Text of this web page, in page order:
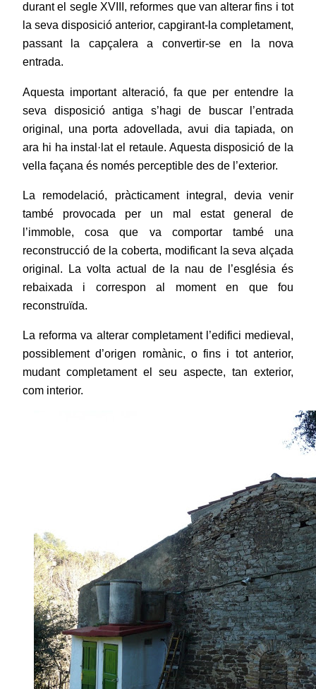
durant el segle XVIII, reformes que van alterar fins i tot
la seva disposició anterior, capgirant-la completament,
passant la capçalera a convertir-se en la nova
entrada.
Aquesta important alteració, fa que per entendre la
seva disposició antiga s’hagi de buscar l’entrada
original, una porta adovellada, avui dia tapiada, on
ara hi ha instal·lat el retaule. Aquesta disposició de la
vella façana és només perceptible des de l’exterior.
La remodelació, pràcticament integral, devia venir
també provocada per un mal estat general de
l’immoble, cosa que va comportar també una
reconstrucció de la coberta, modificant la seva alçada
original. La volta actual de la nau de l’església és
rebaixada i correspon al moment en que fou
reconstruïda.
La reforma va alterar completament l’edifici medieval,
possiblement d’origen romànic, o fins i tot anterior,
mudant completament el seu aspecte, tan exterior,
com interior.